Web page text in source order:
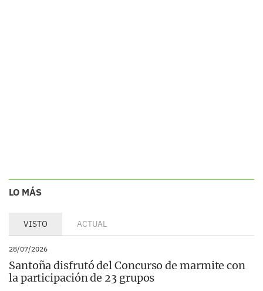
LO MÁS
VISTO ACTUAL
28/07/2026
Santoña disfrutó del Concurso de marmite con
la participación de 23 grupos